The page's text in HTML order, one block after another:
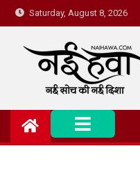
Saturday, August 8, 2026
Nai Hawa